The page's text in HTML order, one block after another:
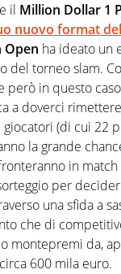
il Million Dollar 1
nuovo format
Open ha ideato un
del torneo slam.
però in questo
a doverci
(di cui 22
la grande
in
per
una sfida a
che di
montepremi da,
600 mila euro.